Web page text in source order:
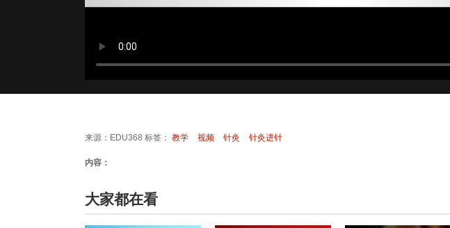
来源：EDU368 标签： 教学 视频 针灸 针灸进针
内容：
大家都在看